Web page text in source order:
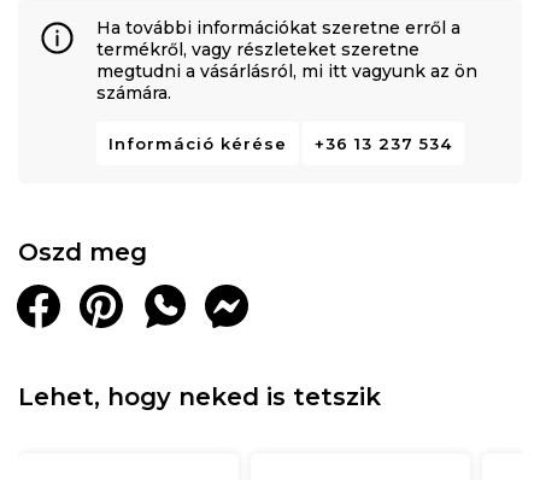
Ha további információkat szeretne erről a
termékről, vagy részleteket szeretne
megtudni a vásárlásról, mi itt vagyunk az ön
számára.
Információ kérése +36 13 237 534
Oszd meg
Lehet, hogy neked is tetszik